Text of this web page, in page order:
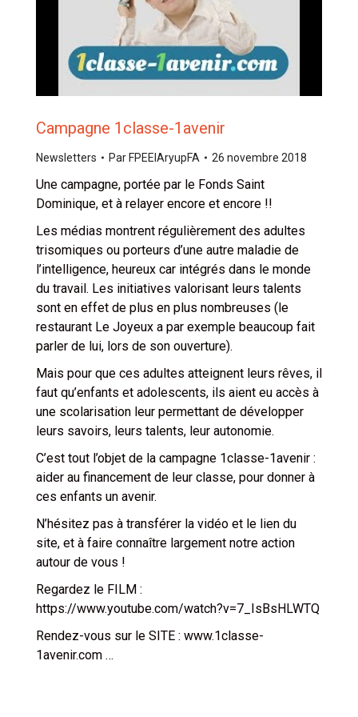
Campagne 1classe-1avenir
Newsletters Par FPEEIAryupFA 26 novembre 2018
Une campagne, portée par le Fonds Saint
Dominique, et à relayer encore et encore !!
Les médias montrent régulièrement des adultes
trisomiques ou porteurs d’une autre maladie de
l’intelligence, heureux car intégrés dans le monde
du travail. Les initiatives valorisant leurs talents
sont en effet de plus en plus nombreuses (le
restaurant Le Joyeux a par exemple beaucoup fait
parler de lui, lors de son ouverture).
Mais pour que ces adultes atteignent leurs rêves, il
faut qu’enfants et adolescents, ils aient eu accès à
une scolarisation leur permettant de développer
leurs savoirs, leurs talents, leur autonomie.
C’est tout l’objet de la campagne 1classe-1avenir :
aider au financement de leur classe, pour donner à
ces enfants un avenir.
N’hésitez pas à transférer la vidéo et le lien du
site, et à faire connaître largement notre action
autour de vous !
Regardez le FILM :
https://www.youtube.com/watch?v=7_IsBsHLWTQ
Rendez-vous sur le SITE : www.1classe-
1avenir.com …